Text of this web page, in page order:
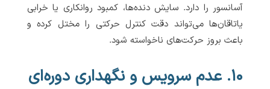
آسانسور را دارد. سایش دنده‌ها، کمبود روانکاری یا خرابی
یاتاقان‌ها می‌تواند دقت کنترل حرکتی را مختل کرده و
باعث بروز حرکت‌های ناخواسته شود.
۱۰. عدم سرویس و نگهداری دوره‌ای